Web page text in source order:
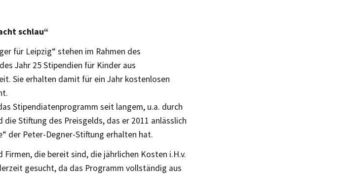
schlau“
für Leipzig“ stehen im Rahmen des
Jahr 25 Stipendien für Kinder aus
Sie erhalten damit für ein Jahr kostenlosen
Stipendiatenprogramm seit langem, u.a. durch
die Stiftung des Preisgelds, das er 2011 anlässlich
der Peter-Degner-Stiftung erhalten hat.
Firmen, die bereit sind, die jährlichen Kosten i.H.v.
gesucht, da das Programm vollständig aus